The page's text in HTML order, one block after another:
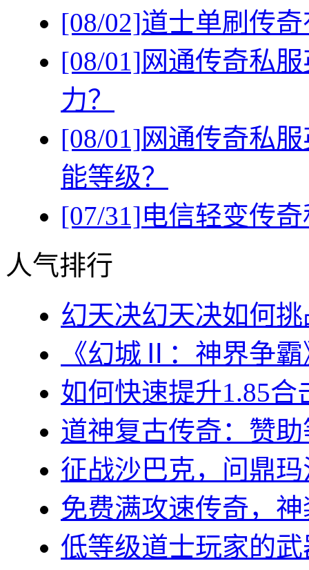
[08/02]道士单刷传
[08/01]网通传奇私
力？
[08/01]网通传奇私
能等级？
[07/31]电信轻变传
人气排行
幻天决幻天决如何
《幻城Ⅱ：神界争
如何快速提升1.85
道神复古传奇：赞
征战沙巴克，问鼎
免费满攻速传奇，
低等级道士玩家的